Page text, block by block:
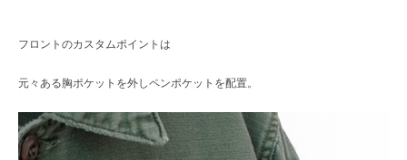
フロントのカスタムポイントは
元々ある胸ポケットを外しペンポケットを配置。